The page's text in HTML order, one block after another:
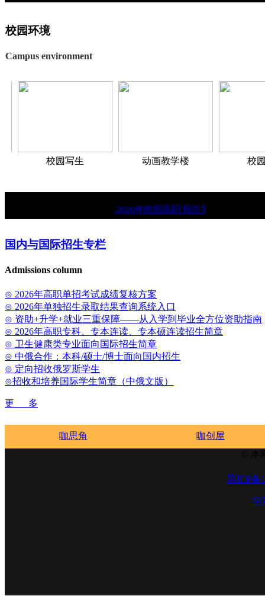
校园环境
Campus environment
校园写生 动画教学楼 校园
2026年统招高职招生简章。
国内与国际招生专栏
Admissions column
⊙ 2026年高职单招考试成绩复核方案
⊙ 2026年单独招生录取结果查询系统入口
⊙ 资助+升学+就业三重保障——从入学到毕业全方位资助指南
⊙ 2026年高职专科、专本连读、专本硕连读招生简章
⊙ 卫生健康类专业面向国际招生简章
⊙ 中俄合作：本科/硕士/博士面向国内招生
⊙ 定向招收俄罗斯学生
⊙招收和培养国际学生简章（中俄文版）
更 多
咖思角
咖创屋
黑ICP备
学